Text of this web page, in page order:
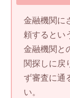
金融機関に
頼するとい
金融機関と
関探しに戻
ず審査に通
い。